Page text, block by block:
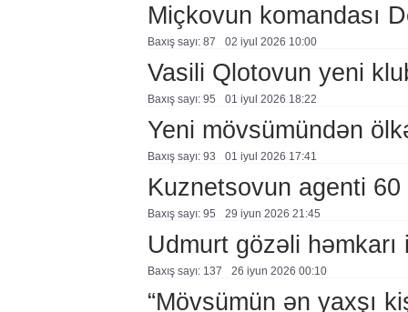
Miçkovun komandası
Baxış sayı: 87 02 i̇yul 2026 10:00
Vasili Qlotovun yeni
Baxış sayı: 95 01 i̇yul 2026 18:22
Yeni mövsümündən
Baxış sayı: 93 01 i̇yul 2026 17:41
Kuznetsovun agenti
Baxış sayı: 95 29 i̇yun 2026 21:45
Udmurt gözəli
Baxış sayı: 137 26 i̇yun 2026 00:10
“Mövsümün ən yaxşı